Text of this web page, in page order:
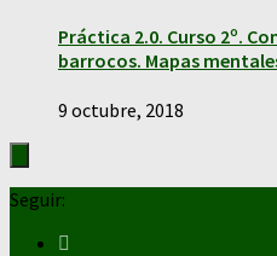
Práctica 2.0. Curso 2º.
barrocos. Mapas
9 octubre, 2018
Seguir: